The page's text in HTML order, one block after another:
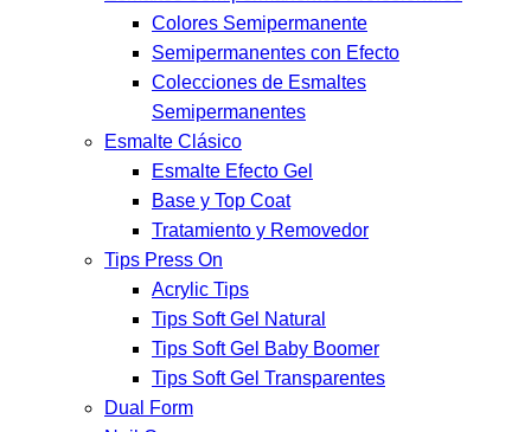
Colores Semipermanente
Semipermanentes con Efecto
Colecciones de Esmaltes
Semipermanentes
Esmalte Clásico
Esmalte Efecto Gel
Base y Top Coat
Tratamiento y Removedor
Tips Press On
Acrylic Tips
Tips Soft Gel Natural
Tips Soft Gel Baby Boomer
Tips Soft Gel Transparentes
Dual Form